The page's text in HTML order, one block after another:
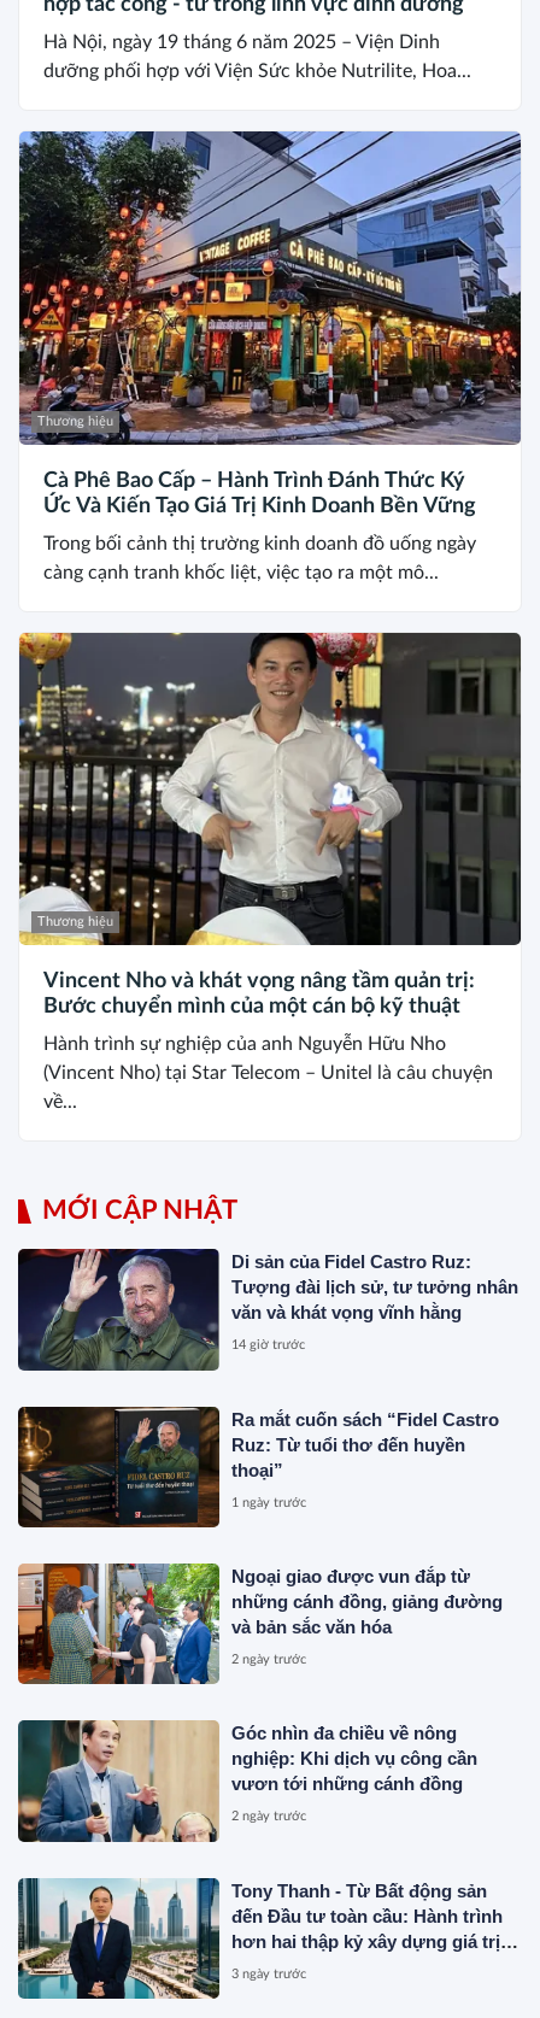
hợp tác công - tư trong lĩnh vực dinh dưỡng
Hà Nội, ngày 19 tháng 6 năm 2025 – Viện Dinh
dưỡng phối hợp với Viện Sức khỏe Nutrilite, Hoa...
Thương hiệu
Cà Phê Bao Cấp – Hành Trình Đánh Thức Ký
Ức Và Kiến Tạo Giá Trị Kinh Doanh Bền Vững
Trong bối cảnh thị trường kinh doanh đồ uống ngày
càng cạnh tranh khốc liệt, việc tạo ra một mô...
Thương hiệu
Vincent Nho và khát vọng nâng tầm quản trị:
Bước chuyển mình của một cán bộ kỹ thuật
Hành trình sự nghiệp của anh Nguyễn Hữu Nho
(Vincent Nho) tại Star Telecom – Unitel là câu chuyện
về...
MỚI CẬP NHẬT
Di sản của Fidel Castro Ruz:
Tượng đài lịch sử, tư tưởng nhân
văn và khát vọng vĩnh hằng
14 giờ trước
Ra mắt cuốn sách “Fidel Castro
Ruz: Từ tuổi thơ đến huyền
thoại”
1 ngày trước
Ngoại giao được vun đắp từ
những cánh đồng, giảng đường
và bản sắc văn hóa
2 ngày trước
Góc nhìn đa chiều về nông
nghiệp: Khi dịch vụ công cần
vươn tới những cánh đồng
2 ngày trước
Tony Thanh - Từ Bất động sản
đến Đầu tư toàn cầu: Hành trình
hơn hai thập kỷ xây dựng giá trị
của một doanh nhân Việt tại Úc
3 ngày trước